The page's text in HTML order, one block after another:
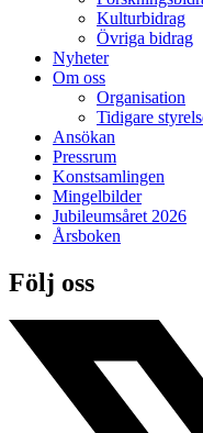
Kulturbidrag
Övriga bidrag
Nyheter
Om oss
Organisation
Tidigare
Ansökan
Pressrum
Konstsamlingen
Mingelbilder
Jubileumsåret 2026
Årsboken
Följ oss